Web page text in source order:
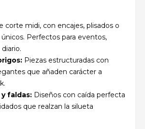
corte midi, con encajes, plisados o
Perfectos para eventos,
Piezas estructuradas con
que añaden carácter a
faldas: Diseños con caída perfecta
que realzan la silueta